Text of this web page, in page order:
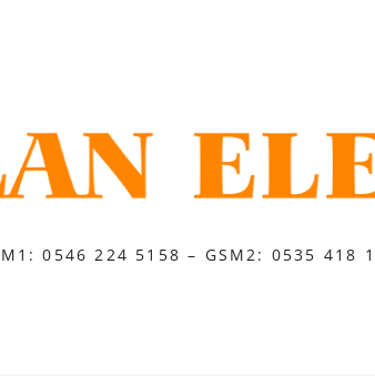
0546 224 5158 – GSM2: 0535